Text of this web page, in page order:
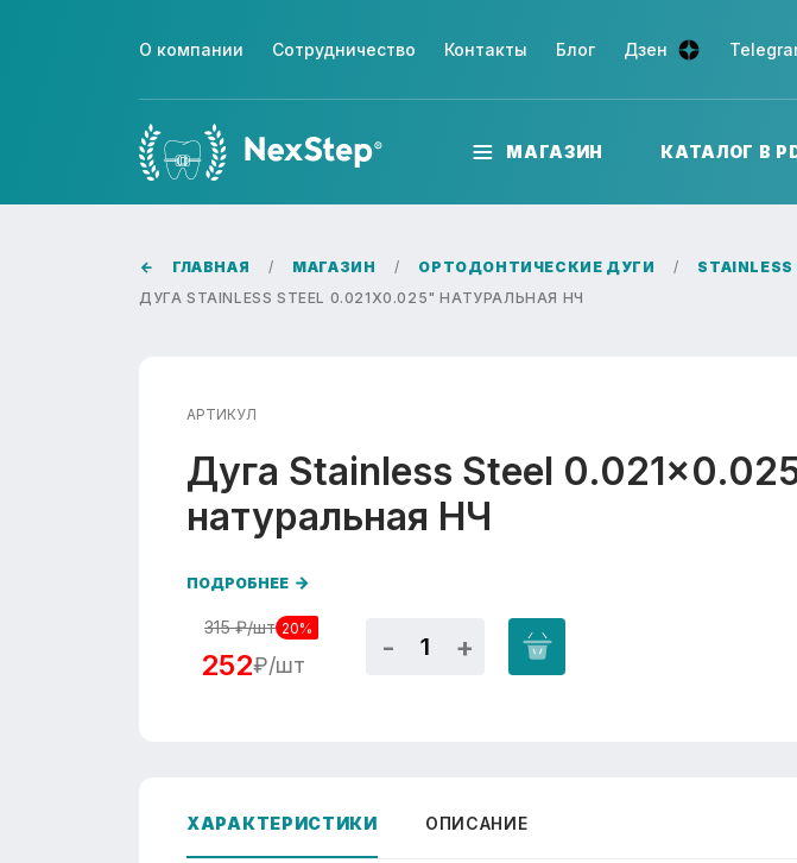
О компании Сотрудничество Контакты Блог Дзен
МАГАЗИН КАТАЛОГ В
ГЛАВНАЯ МАГАЗИН ОРТОДОНТИЧЕСКИЕ ДУГИ STAINLESS
ДУГА STAINLESS STEEL 0.021X0.025" НАТУРАЛЬНАЯ НЧ
АРТИКУЛ
Дуга Stainless Steel
натуральная НЧ
ПОДРОБНЕЕ
315 ₽/шт 20%
252₽/шт
ХАРАКТЕРИСТИКИ ОПИСАНИЕ